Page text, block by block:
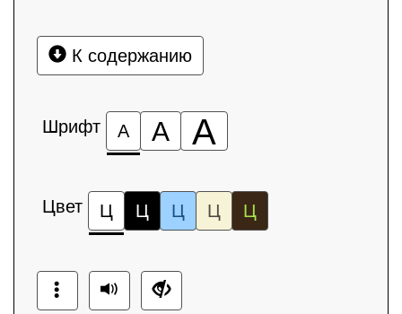
К содержанию
Шрифт А А А
Цвет Ц Ц Ц Ц Ц